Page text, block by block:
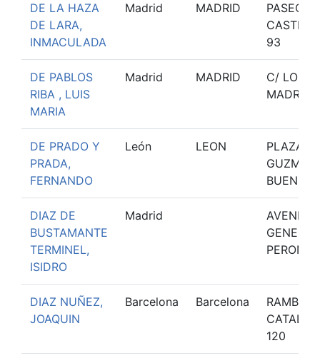
DE LA HAZA
DE LARA,
INMACULADA
Madrid MADRID
PASEO
93
DE PABLOS
RIBA , LUIS
MARIA
Madrid MADRID
C/ LOS
DE PRADO Y
PRADA,
FERNANDO
León LEON
PLAZA de
GUZMAN
BUENO, 4
DIAZ DE
BUSTAMANTE
TERMINEL,
ISIDRO
Madrid
AVENIDA
GENERAL
PERON,
DIAZ NUÑEZ,
JOAQUIN
Barcelona Barcelona
RAMBLA
120